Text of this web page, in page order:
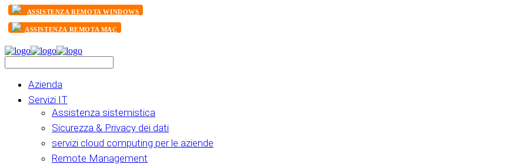
ASSISTENZA REMOTA WINDOWS
ASSISTENZA REMOTA MAC
Azienda
Servizi IT
Assistenza sistemistica
Sicurezza & Privacy dei dati
servizi cloud computing per le aziende
Remote Management